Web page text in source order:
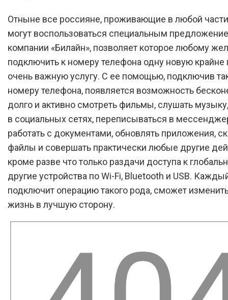
Отныне все россияне, проживающие в любой
могут воспользоваться специальным
компании «Билайн», позволяет которое любому
подключить к номеру телефона одну новую крайне
очень важную услугу. С ее помощью, подключив
номеру телефона, появляется возможность
долго и активно смотреть фильмы, слушать
в социальных сетях, переписываться в
работать с документами, обновлять приложения,
файлы и совершать практически любые другие
кроме разве что только раздачи доступа к
другие устройства по Wi-Fi, Bluetooth и USB.
подключит операцию такого рода, сможет
жизнь в лучшую сторону.